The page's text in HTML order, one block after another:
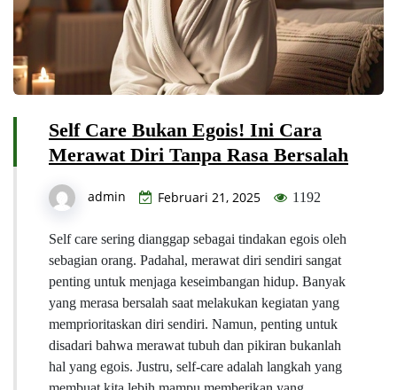
Self Care Bukan Egois! Ini Cara
Merawat Diri Tanpa Rasa Bersalah
admin Februari 21, 2025 1192
Self care sering dianggap sebagai tindakan egois oleh
sebagian orang. Padahal, merawat diri sendiri sangat
penting untuk menjaga keseimbangan hidup. Banyak
yang merasa bersalah saat melakukan kegiatan yang
memprioritaskan diri sendiri. Namun, penting untuk
disadari bahwa merawat tubuh dan pikiran bukanlah
hal yang egois. Justru, self-care adalah langkah yang